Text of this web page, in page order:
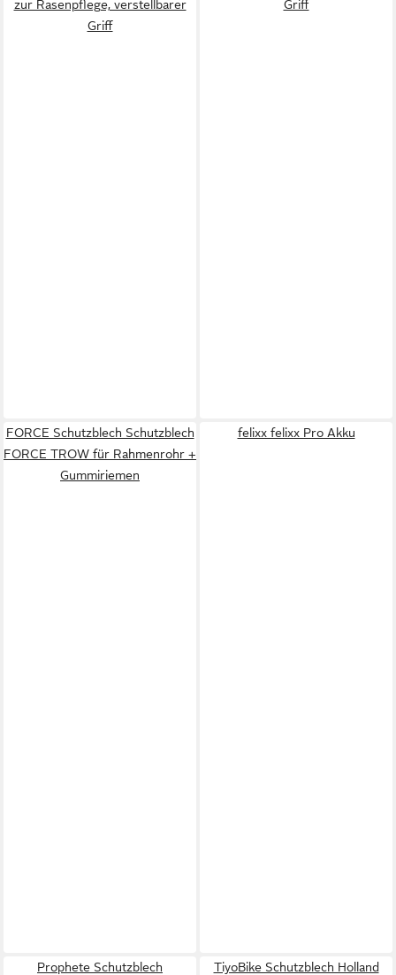
zur Rasenpflege, verstellbarer
Griff
Griff
FORCE Schutzblech Schutzblech
FORCE TROW für Rahmenrohr +
Gummiriemen
felixx felixx Pro Akku
Prophete Schutzblech
TiyoBike Schutzblech Holland